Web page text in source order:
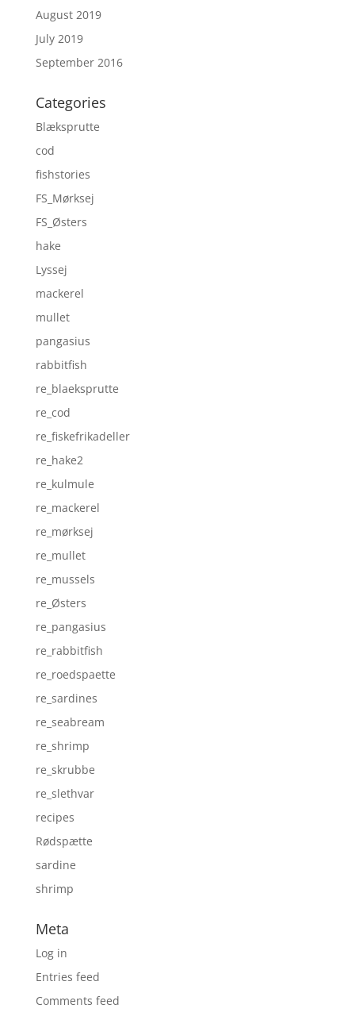
August 2019
July 2019
September 2016
Categories
Blæksprutte
cod
fishstories
FS_Mørksej
FS_Østers
hake
Lyssej
mackerel
mullet
pangasius
rabbitfish
re_blaeksprutte
re_cod
re_fiskefrikadeller
re_hake2
re_kulmule
re_mackerel
re_mørksej
re_mullet
re_mussels
re_Østers
re_pangasius
re_rabbitfish
re_roedspaette
re_sardines
re_seabream
re_shrimp
re_skrubbe
re_slethvar
recipes
Rødspætte
sardine
shrimp
Meta
Log in
Entries feed
Comments feed